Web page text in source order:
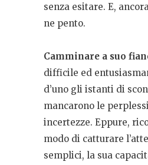
senza esitare. E,
ne pento.
Camminare a suo
difficile ed
d’uno gli istanti di
mancarono le
incertezze. Eppure,
modo di catturare
semplici, la sua